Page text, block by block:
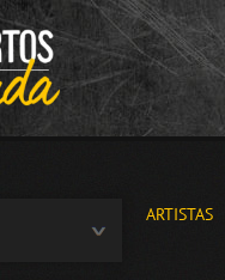
ARTISTAS